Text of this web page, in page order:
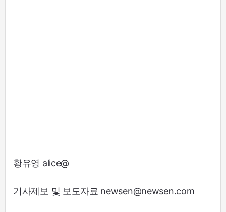
황유영 alice@
기사제보 및 보도자료 newsen@newsen.com